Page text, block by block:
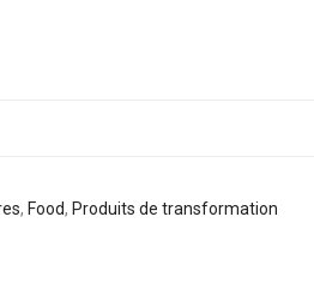
, Food, Produits de transformation